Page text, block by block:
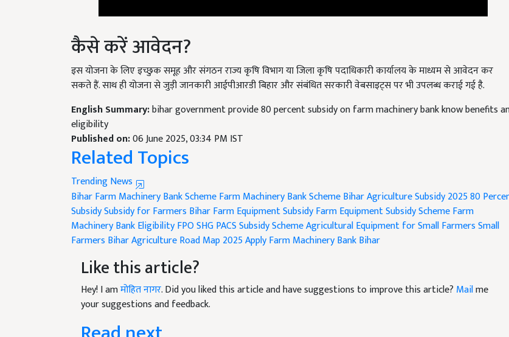
कैसे करें आवेदन?
इस योजना के लिए इच्छुक समूह और संगठन राज्य कृषि विभाग या जिला कृषि पदाधिकारी कार्यालय के माध्यम से आवेदन कर
सकते हैं. साथ ही योजना से जुड़ी जानकारी आईपीआरडी बिहार और संबंधित सरकारी वेबसाइट्स पर भी उपलब्ध कराई गई है.
bihar government provide 80 percent subsidy on farm machinery bank know benefits and
eligibility
Published on:
Related Topics
Trending News
Bihar Farm Machinery Bank Scheme
SubsidySubsidy for Farmers BiharFarm Equipment SubsidyFarm Equipment Subsidy SchemeFarm
Machinery Bank EligibilityFPO SHG PACS Subsidy SchemeAgricultural Equipment for Small Farmers
FarmersBihar Agriculture Road Map 2025Apply Farm Machinery Bank Bihar
Like this article?
Hey! I amमोहित नागर . Did you liked this article and have suggestions to improve this article?
your suggestions and feedback.
Read next